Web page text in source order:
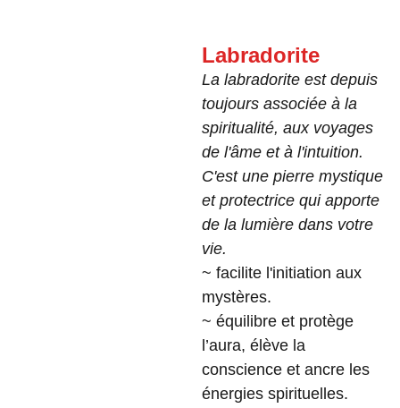
Labradorite
La labradorite est depuis
toujours associée à la
spiritualité, aux voyages
de l'âme et à l'intuition.
C'est une pierre mystique
et protectrice qui apporte
de la lumière dans votre
vie.
~ facilite l'initiation aux
mystères.
~ équilibre et protège
l’aura, élève la
conscience et ancre les
énergies spirituelles.